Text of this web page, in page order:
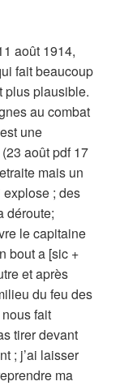
août 1914,
fait beaucoup
plus plausible.
au combat
une
août pdf 17
mais un
; des
déroute;
le capitaine
bout a [sic +
et après
du feu des
fait
tirer devant
; j’ai laisser
ma